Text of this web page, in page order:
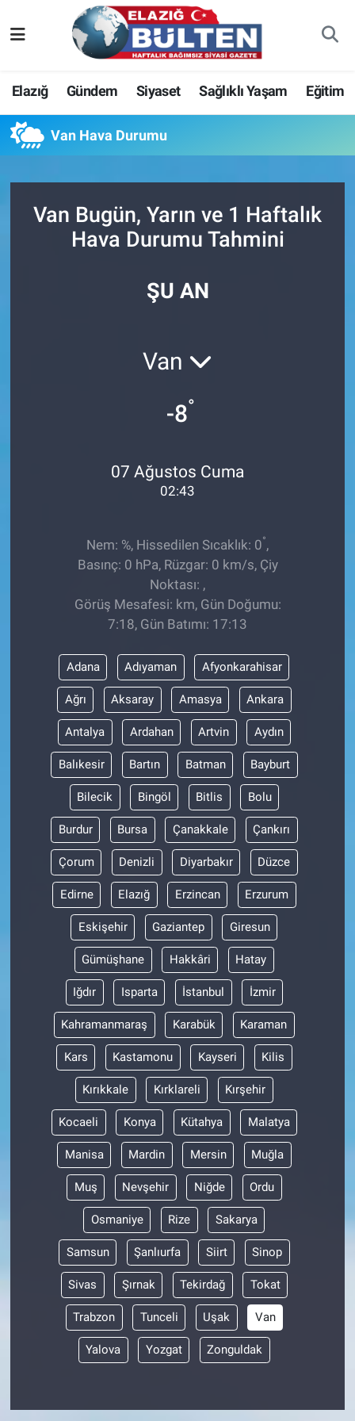
Elazığ Gündem Siyaset Sağlıklı Yaşam Eğitim
Van Hava Durumu
Van Bugün, Yarın ve 1 Haftalık
Hava Durumu Tahmini
ŞU AN
Van
-8°
07 Ağustos Cuma
02:43
Nem: %, Hissedilen Sıcaklık: 0°,
Basınç: 0 hPa, Rüzgar: 0 km/s, Çiy
Noktası: ,
Görüş Mesafesi: km, Gün Doğumu:
7:18, Gün Batımı: 17:13
Adana Adıyaman Afyonkarahisar
Ağrı Aksaray Amasya Ankara
Antalya Ardahan Artvin Aydın
Balıkesir Bartın Batman Bayburt
Bilecik Bingöl Bitlis Bolu
Burdur Bursa Çanakkale Çankırı
Çorum Denizli Diyarbakır Düzce
Edirne Elazığ Erzincan Erzurum
Eskişehir Gaziantep Giresun
Gümüşhane Hakkâri Hatay
Iğdır Isparta İstanbul İzmir
Kahramanmaraş Karabük Karaman
Kars Kastamonu Kayseri Kilis
Kırıkkale Kırklareli Kırşehir
Kocaeli Konya Kütahya Malatya
Manisa Mardin Mersin Muğla
Muş Nevşehir Niğde Ordu
Osmaniye Rize Sakarya
Samsun Şanlıurfa Siirt Sinop
Sivas Şırnak Tekirdağ Tokat
Trabzon Tunceli Uşak Van
Yalova Yozgat Zonguldak
Asayiş
Bilim-Teknoloji
Eğitim
Ekonomi
Elazığ
Nöbetçi Eczaneler
Hava Durumu
Namaz Vakitleri
Trafik Durumu
Süper Lig Puan Durumu ve Fikstür
Son Dakika Haberleri